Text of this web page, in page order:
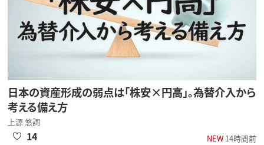
日本の資産形成の弱点は「株安×円高」。為替介入から
考える備え方
上源 悠詞
NEW14時間前
14